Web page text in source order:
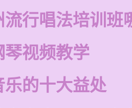
流行唱法培训班
琴视频教学
乐的十大益处